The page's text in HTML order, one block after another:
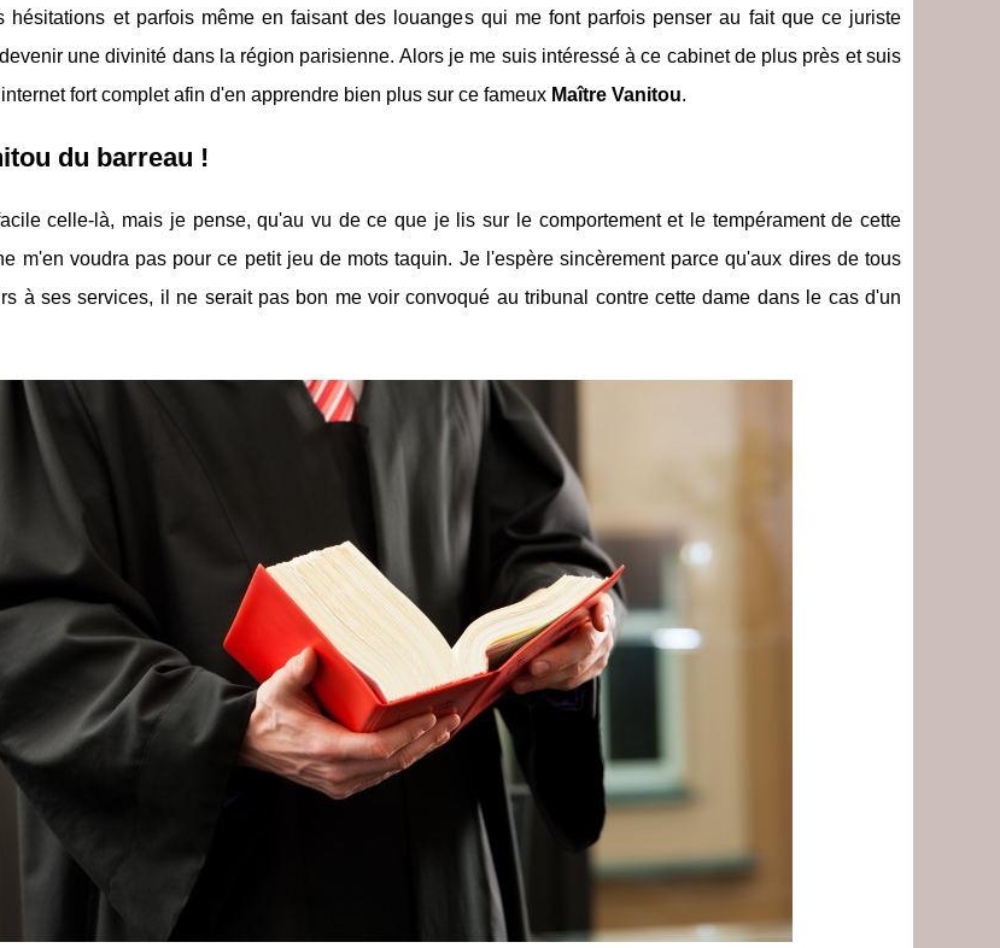
hésitations et parfois même en faisant des louanges qui me font parfois penser au fait que ce juriste
une divinité dans la région parisienne. Alors je me suis intéressé à ce cabinet de plus près et suis
fort complet afin d'en apprendre bien plus sur ce fameux Maître Vanitou.
du barreau !
celle-là, mais je pense, qu'au vu de ce que je lis sur le comportement et le tempérament de cette
m'en voudra pas pour ce petit jeu de mots taquin. Je l'espère sincèrement parce qu'aux dires de tous
à ses services, il ne serait pas bon me voir convoqué au tribunal contre cette dame dans le cas d'un